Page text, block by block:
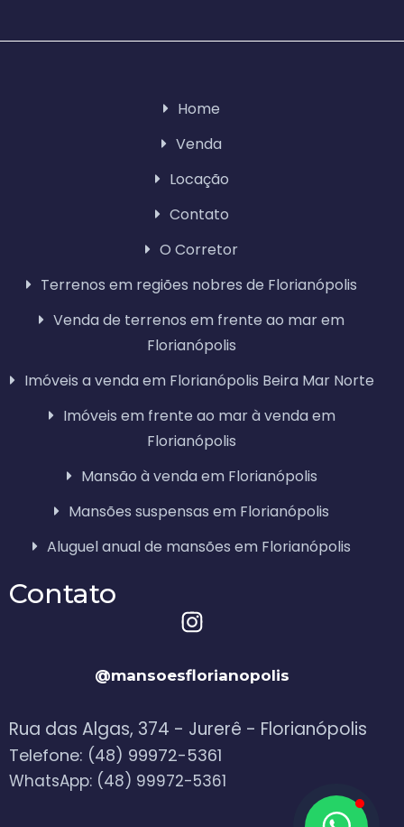
Home
Venda
Locação
Contato
O Corretor
Terrenos em regiões nobres de Florianópolis
Venda de terrenos em frente ao mar em
Florianópolis
Imóveis a venda em Florianópolis Beira Mar Norte
Imóveis em frente ao mar à venda em
Florianópolis
Mansão à venda em Florianópolis
Mansões suspensas em Florianópolis
Aluguel anual de mansões em Florianópolis
Contato
@mansoesflorianopolis
Rua das Algas, 374 - Jurerê - Florianópolis
Telefone: (48) 99972-5361
WhatsApp: (48) 99972-5361